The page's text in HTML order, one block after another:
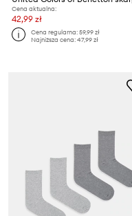
Cena aktualna:
42,99 zł
Cena regularna:59,99 zł
Najniższa cena:47,99 zł